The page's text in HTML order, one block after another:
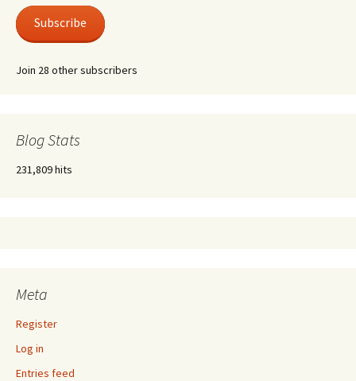
Subscribe
Join 28 other subscribers
Blog Stats
231,809 hits
Meta
Register
Log in
Entries feed